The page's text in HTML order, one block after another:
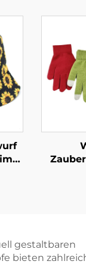
gestaltbaren
bieten